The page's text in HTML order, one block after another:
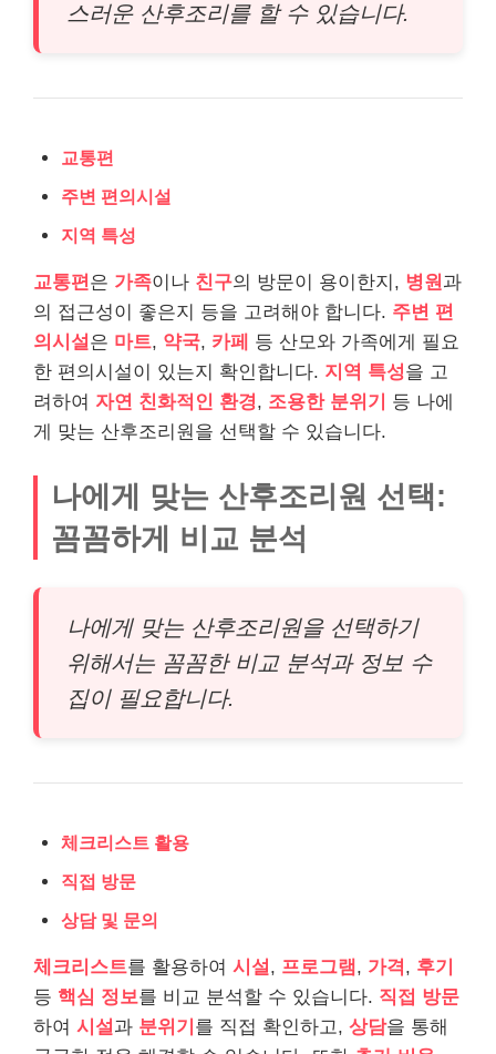
스러운 산후조리를 할 수 있습니다.
교통편
주변 편의시설
지역 특성
교통편은 가족이나 친구의 방문이 용이한지, 병원과
의 접근성이 좋은지 등을 고려해야 합니다. 주변 편
의시설은 마트, 약국, 카페
등 산모와 가족에게 필요
한 편의시설이 있는지 확인합니다. 지역 특성을 고
려하여 자연 친화적인 환경, 조용한 분위기
등 나에
게 맞는 산후조리원을 선택할 수 있습니다.
나에게 맞는 산후조리원 선택:
꼼꼼하게 비교 분석
나에게 맞는 산후조리원을 선택하기
위해서는 꼼꼼한 비교 분석과 정보 수
집이 필요합니다.
체크리스트 활용
직접 방문
상담 및 문의
체크리스트를 활용하여 시설 , 프로그램 , 가격 , 후기
등 핵심 정보를 비교 분석할 수 있습니다. 직접 방문
하여 시설 과 분위기 를 직접 확인하고, 상담을 통해